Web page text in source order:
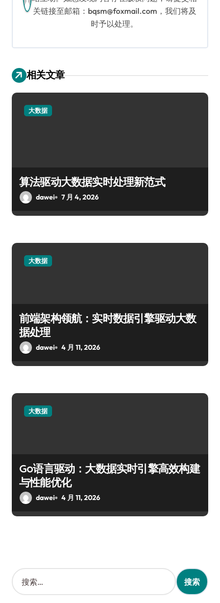
关链接至邮箱：bqsm@foxmail.com，我们将及
时予以处理。
相关文章
大数据
算法驱动大数据实时处理新范式
dawei 7 月 4, 2026
大数据
前端架构领航：实时数据引擎驱动大数
据处理
dawei 4 月 11, 2026
大数据
Go语言驱动：大数据实时引擎高效构建
与性能优化
dawei 4 月 11, 2026
搜
索
：